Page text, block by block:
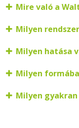
Mire való a
Milyen
Milyen hatása
Milyen
Milyen